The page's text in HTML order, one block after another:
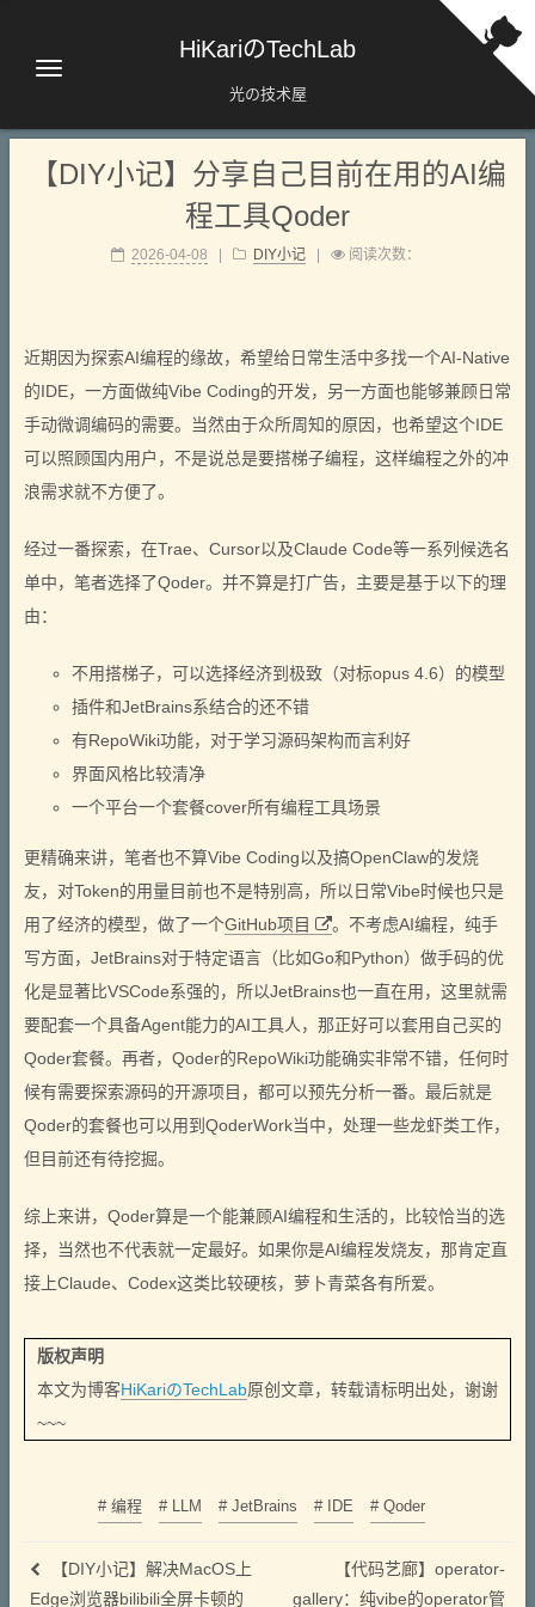
HiKariのTechLab
光の技术屋
【DIY小记】分享自己目前在用的AI编
程工具Qoder
2026-04-08 DIY小记 阅读次数：
近期因为探索AI编程的缘故，希望给日常生活中多找一个AI-Native
的IDE，一方面做纯Vibe Coding的开发，另一方面也能够兼顾日常
手动微调编码的需要。当然由于众所周知的原因，也希望这个IDE
可以照顾国内用户，不是说总是要搭梯子编程，这样编程之外的冲
浪需求就不方便了。
经过一番探索，在Trae、Cursor以及Claude Code等一系列候选名
单中，笔者选择了Qoder。并不算是打广告，主要是基于以下的理
由：
不用搭梯子，可以选择经济到极致（对标opus 4.6）的模型
插件和JetBrains系结合的还不错
有RepoWiki功能，对于学习源码架构而言利好
界面风格比较清净
一个平台一个套餐cover所有编程工具场景
更精确来讲，笔者也不算Vibe Coding以及搞OpenClaw的发烧
友，对Token的用量目前也不是特别高，所以日常Vibe时候也只是
用了经济的模型，做了一个GitHub项目
。不考虑AI编程，纯手
写方面，JetBrains对于特定语言（比如Go和Python）做手码的优
化是显著比VSCode系强的，所以JetBrains也一直在用，这里就需
要配套一个具备Agent能力的AI工具人，那正好可以套用自己买的
Qoder套餐。再者，Qoder的RepoWiki功能确实非常不错，任何时
候有需要探索源码的开源项目，都可以预先分析一番。最后就是
Qoder的套餐也可以用到QoderWork当中，处理一些龙虾类工作，
但目前还有待挖掘。
综上来讲，Qoder算是一个能兼顾AI编程和生活的，比较恰当的选
择，当然也不代表就一定最好。如果你是AI编程发烧友，那肯定直
接上Claude、Codex这类比较硬核，萝卜青菜各有所爱。
版权声明
本文为博客HiKariのTechLab原创文章，转载请标明出处，谢谢
~~~
# 编程 # LLM # JetBrains # IDE # Qoder
【DIY小记】解决MacOS上
Edge浏览器bilibili全屏卡顿的
【代码艺廊】operator-
gallery：纯vibe的operator管